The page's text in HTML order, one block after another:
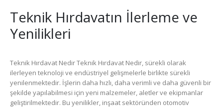
Teknik Hırdavatın İlerleme ve
Yenilikleri
Teknik Hırdavat Nedir Teknik Hırdavat Nedir, sürekli olarak
ilerleyen teknoloji ve endüstriyel gelişmelerle birlikte sürekli
yenilenmektedir. İşlerin daha hızlı, daha verimli ve daha güvenli bir
şekilde yapılabilmesi için yeni malzemeler, aletler ve ekipmanlar
geliştirilmektedir. Bu yenilikler, inşaat sektöründen otomotiv